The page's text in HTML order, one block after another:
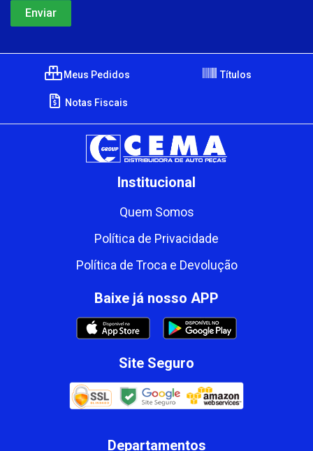
Meus Pedidos Títulos
Notas Fiscais
Institucional
Quem Somos
Política de Privacidade
Política de Troca e Devolução
Baixe já nosso APP
Site Seguro
Departamentos